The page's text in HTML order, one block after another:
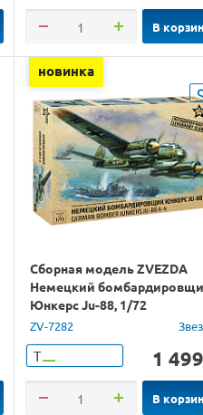
В
новинка
Сборная модель ZVEZDA
Немецкий
Юнкерс Ju-88, 1/72
ZV-7282
Т 1 499
В